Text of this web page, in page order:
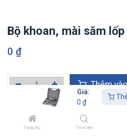
Giá:
0 ₫
Trang chủ Tìm kiếm
Bộ khoan, mài săm
0 ₫
Thêm
Thêm vào danh sách yêu thích